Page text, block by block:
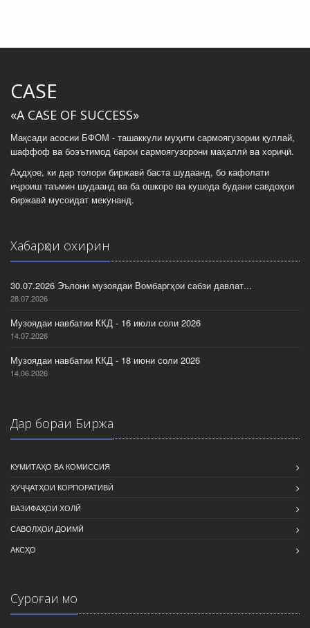
CASE
«A CASE OF SUCCESS»
Мақсади асосии БФОМ - ташаккули муҳити сармоягузории қуллай,
шаффоф ва боэътимод барои сармоягузорони маҳаллӣ ва хориҷӣ.
Аҳдҳое, ки дар толори биржавӣ баста шудаанд, бо кафолати
иҷроиш таъмин шудаанд ва ба ошкоро ва кушода будани савдоҳои
биржавӣ мусоидат мекунанд.
Хабарҳои охирин
30.07.2026 Эълони музоядаи Вомбаргҳои сабзи давлат...
28.07.2026
Музоядаи навбатии ККД - 16 июли соли 2026
14.07.2026
Музоядаи навбатии ККД - 18 июни соли 2026
14.06.2026
Дар бораи Биржа
КУМИТАҲО ВА КОМИССИЯ
ҲУҶҶАТҲОИ КОРПОРАТИВӢ
ВАЗИФАҲОИ ХОЛӢ
САВОЛҲОИ ДОИМӢ
АКСҲО
Суроғаи мо